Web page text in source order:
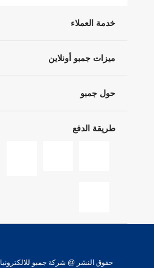
خدمة العملاء
ميزات جمبو أونلاين
حول جمبو
طريقة الدفع
حقوق النشر @ شركة جمبو للالكترونيات